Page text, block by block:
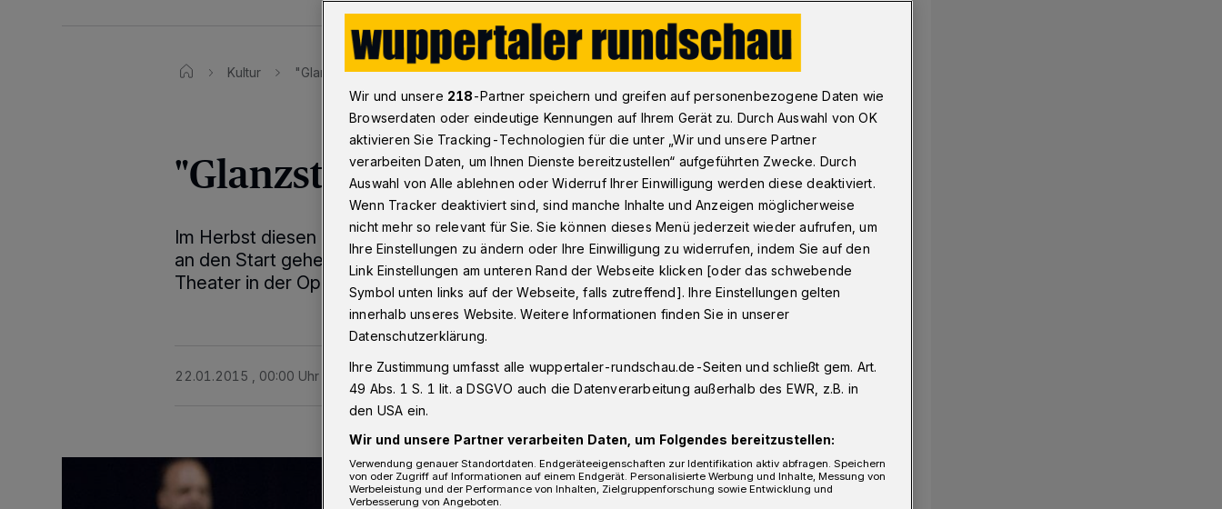
Kultur "Glanzstoff" wird glänzen
"Glanzstoff" wird glänzen
Im Herbst diesen Jahres wird die inklusive Theaterschule "Glanzstoff"
an den Start gehen. Doch schon am 30. April 2015 gibt es inklusives
Theater in der Oper.
22.01.2015 , 00:00 Uhr 2 Minuten Lesezeit
Wir und unsere 218-Partner speichern und greifen auf personenbezogene Daten wie
Browserdaten oder eindeutige Kennungen auf Ihrem Gerät zu. Durch Auswahl von OK
aktivieren Sie Tracking-Technologien für die unter „Wir und unsere Partner
verarbeiten Daten, um Ihnen Dienste bereitzustellen“ aufgeführten Zwecke. Durch
Auswahl von Alle ablehnen oder Widerruf Ihrer Einwilligung werden diese deaktiviert.
Wenn Tracker deaktiviert sind, sind manche Inhalte und Anzeigen möglicherweise
nicht mehr so relevant für Sie. Sie können dieses Menü jederzeit wieder aufrufen, um
Ihre Einstellungen zu ändern oder Ihre Einwilligung zu widerrufen, indem Sie auf den
Link Einstellungen am unteren Rand der Webseite klicken [oder das schwebende
Symbol unten links auf der Webseite, falls zutreffend]. Ihre Einstellungen gelten
innerhalb unseres Website. Weitere Informationen finden Sie in unserer
Datenschutzerklärung.
Ihre Zustimmung umfasst alle wuppertaler-rundschau.de-Seiten und schließt gem. Art.
49 Abs. 1 S. 1 lit. a DSGVO auch die Datenverarbeitung außerhalb des EWR, z.B. in
den USA ein.
Wir und unsere Partner verarbeiten Daten, um Folgendes bereitzustellen:
Verwendung genauer Standortdaten. Endgeräteeigenschaften zur Identifikation aktiv abfragen. Speichern
von oder Zugriff auf Informationen auf einem Endgerät. Personalisierte Werbung und Inhalte, Messung von
Werbeleistung und der Performance von Inhalten, Zielgruppenforschung sowie Entwicklung und
Verbesserung von Angeboten.